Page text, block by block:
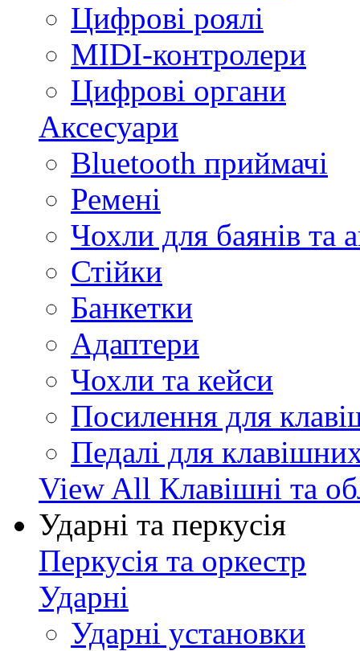
Цифрові роялі
MIDI-контролери
Цифрові органи
Аксесуари
Bluetooth приймачі
Ремені
Чохли для баянів та
Стійки
Банкетки
Адаптери
Чохли та кейси
Посилення для
Педалі для
View All Клавішні та
Ударні та перкусія
Перкусія та оркестр
Ударні
Ударні установки